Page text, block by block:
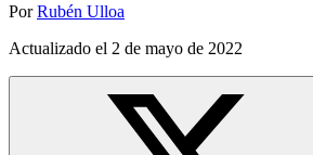
Por Rubén Ulloa
Actualizado el 2 de mayo de 2022